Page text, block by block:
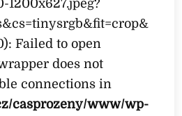
1200x627.jpeg?
Failed to open
does not
connections in
casprozeny/www/wp-